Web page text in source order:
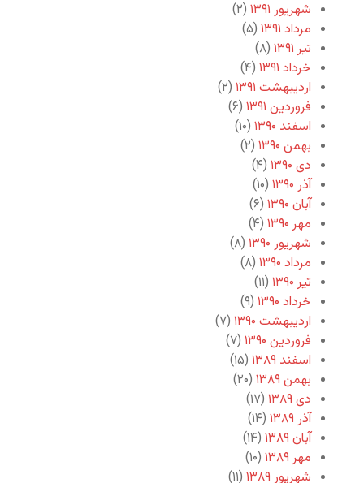
شهریور ۱۳۹۱
(۲)
مرداد ۱۳۹۱
(۵)
تیر ۱۳۹۱
(۸)
خرداد ۱۳۹۱
(۴)
اردیبهشت ۱۳۹۱
(۲)
فروردین ۱۳۹۱
(۶)
اسفند ۱۳۹۰
(۱۰)
بهمن ۱۳۹۰
(۲)
دی ۱۳۹۰
(۴)
آذر ۱۳۹۰
(۱۰)
آبان ۱۳۹۰
(۶)
مهر ۱۳۹۰
(۴)
شهریور ۱۳۹۰
(۸)
مرداد ۱۳۹۰
(۸)
تیر ۱۳۹۰
(۱۱)
خرداد ۱۳۹۰
(۹)
اردیبهشت ۱۳۹۰
(۷)
فروردین ۱۳۹۰
(۷)
اسفند ۱۳۸۹
(۱۵)
بهمن ۱۳۸۹
(۲۰)
دی ۱۳۸۹
(۱۷)
آذر ۱۳۸۹
(۱۴)
آبان ۱۳۸۹
(۱۴)
مهر ۱۳۸۹
(۱۰)
شهریور ۱۳۸۹
(۱۱)